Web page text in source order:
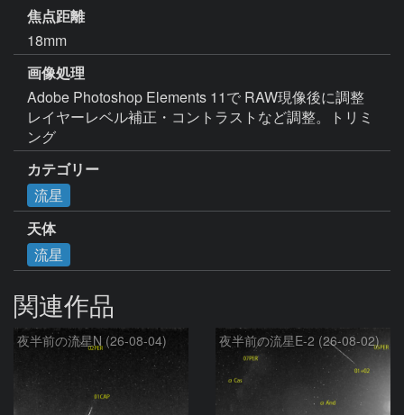
焦点距離
18mm
画像処理
Adobe Photoshop Elements 11で RAW現像後に調整
レイヤーレベル補正・コントラストなど調整。トリミ
ング
カテゴリー
流星
天体
流星
関連作品
夜半前の流星N (26-08-04) 夜半前の流星E-2 (26-08-02)